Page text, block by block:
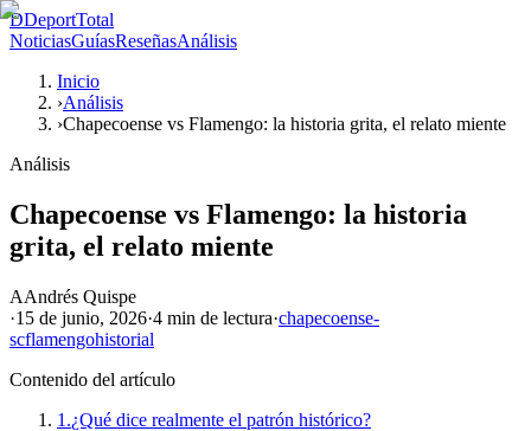
DDeportTotal
NoticiasGuíasReseñasAnálisis
Inicio
›Análisis
›Chapecoense vs Flamengo: la historia grita, el relato miente
Análisis
Chapecoense vs Flamengo: la historia
grita, el relato miente
AAndrés Quispe
·15 de junio, 2026·4 min de lectura·chapecoense-
scflamengohistorial
Contenido del artículo
1.¿Qué dice realmente el patrón histórico?